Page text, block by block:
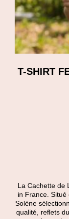
T-SHIRT
La Cachette de
in France.
Solène
qualité, reflets